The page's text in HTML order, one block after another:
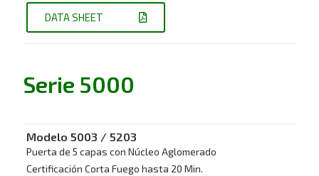
DATA SHEET
Serie 5000
Modelo 5003 / 5203
Puerta de 5 capas con Núcleo Aglomerado
Certificación Corta Fuego hasta 20 Min.